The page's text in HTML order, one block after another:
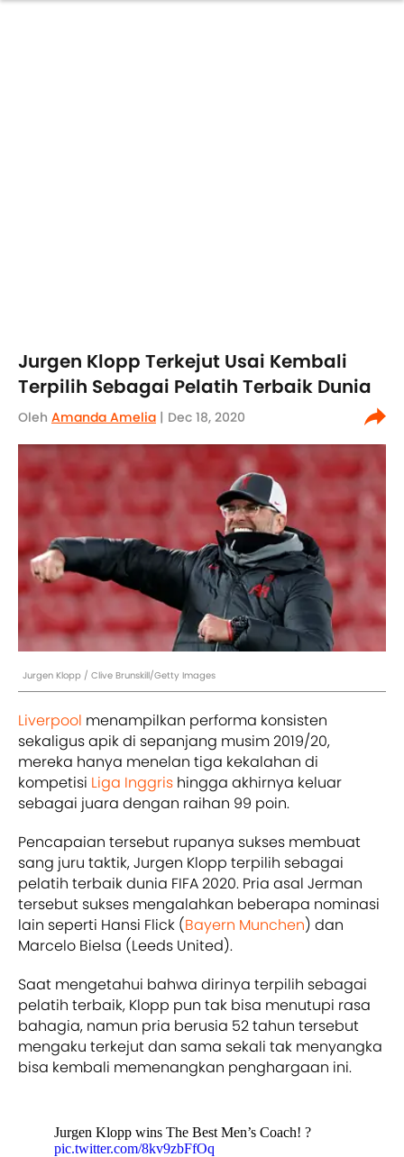
Jurgen Klopp Terkejut Usai Kembali
Terpilih Sebagai Pelatih Terbaik Dunia
Oleh Amanda Amelia | Dec 18, 2020
Jurgen Klopp / Clive Brunskill/Getty Images
Liverpool menampilkan performa konsisten
sekaligus apik di sepanjang musim 2019/20,
mereka hanya menelan tiga kekalahan di
kompetisi Liga Inggris hingga akhirnya keluar
sebagai juara dengan raihan 99 poin.
Pencapaian tersebut rupanya sukses membuat
sang juru taktik, Jurgen Klopp terpilih sebagai
pelatih terbaik dunia FIFA 2020. Pria asal Jerman
tersebut sukses mengalahkan beberapa nominasi
lain seperti Hansi Flick (Bayern Munchen) dan
Marcelo Bielsa (Leeds United).
Saat mengetahui bahwa dirinya terpilih sebagai
pelatih terbaik, Klopp pun tak bisa menutupi rasa
bahagia, namun pria berusia 52 tahun tersebut
mengaku terkejut dan sama sekali tak menyangka
bisa kembali memenangkan penghargaan ini.
Jurgen Klopp wins The Best Men’s Coach! ?
pic.twitter.com/8kv9zbFfOq